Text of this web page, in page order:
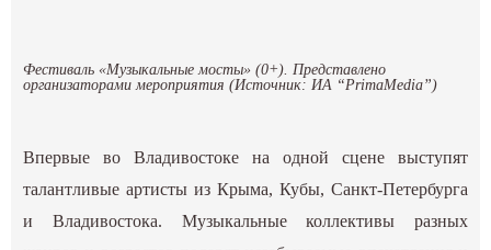
Фестиваль «Музыкальные мосты» (0+). Представлено
организаторами мероприятия (Источник: ИА “PrimaMedia”)
Впервые во Владивостоке на одной сцене выступят
талантливые артисты из Крыма, Кубы, Санкт-Петербурга
и Владивостока. Музыкальные коллективы разных